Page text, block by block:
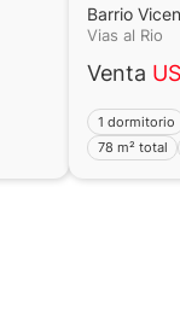
Barrio
Vias al Rio
Venta
1 dormitorio
78 m² total